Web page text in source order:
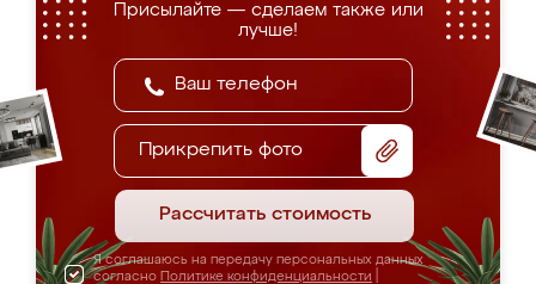
Присылайте — сделаем также или
лучше!
Прикрепить фото
Рассчитать стоимость
Я соглашаюсь на передачу персональных данных
согласно Политике конфиденциальности